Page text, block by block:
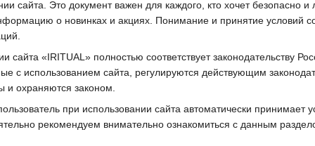
сайта. Это документ важен для каждого, кто хочет безопасно
о новинках и акциях. Понимание и принятие условий
сайта «IRITUAL» полностью соответствует законодательству
с использованием сайта, регулируются действующим
и охраняются законом.
при использовании сайта автоматически принимает
рекомендуем внимательно ознакомиться с данным